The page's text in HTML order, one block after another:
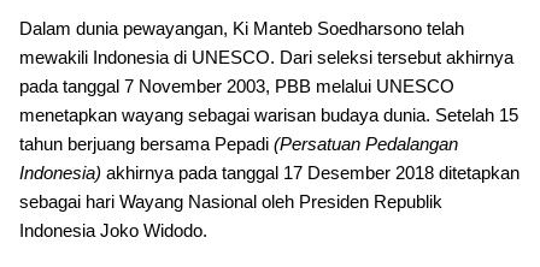
Dalam dunia pewayangan, Ki Manteb Soedharsono telah
mewakili Indonesia di UNESCO. Dari seleksi tersebut akhirnya
pada tanggal 7 November 2003, PBB melalui UNESCO
menetapkan wayang sebagai warisan budaya dunia. Setelah 15
tahun berjuang bersama Pepadi (Persatuan Pedalangan
Indonesia) akhirnya pada tanggal 17 Desember 2018 ditetapkan
sebagai hari Wayang Nasional oleh Presiden Republik
Indonesia Joko Widodo.